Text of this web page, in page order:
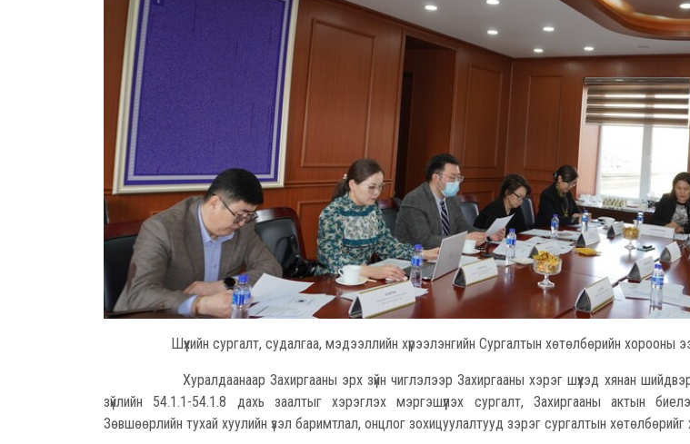
Шүүхийн сургалт, судалгаа, мэдээллийн хүрээлэнгийн Сургалтын хөтөлбөрийн хорооны
Хуралдаанаар Захиргааны эрх зүйн чиглэлээр Захиргааны хэрэг шүүхэд хянан
зүйлийн 54.1.1-54.1.8 дахь заалтыг хэрэглэх мэргэшүүлэх сургалт, Захиргааны актын
Зөвшөөрлийн тухай хуулийн үзэл баримтлал, онцлог зохицуулалтууд зэрэг сургалтын